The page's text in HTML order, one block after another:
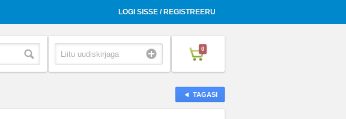
LOGI SISSE / REGISTREERU
0
TAGASI